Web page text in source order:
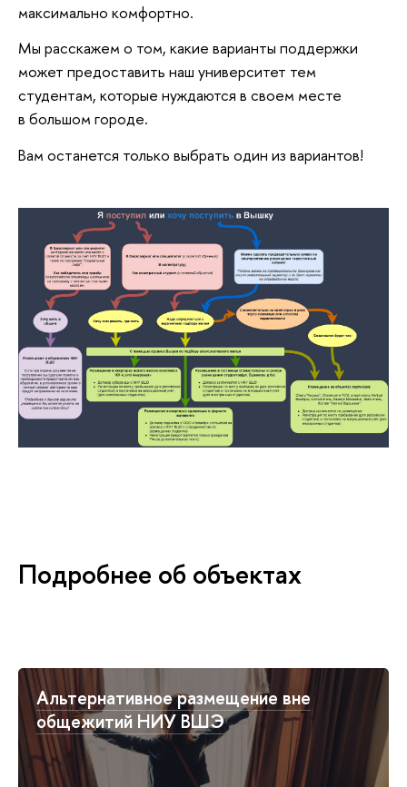
максимально комфортно.
Мы расскажем о том, какие варианты поддержки
может предоставить наш университет тем
студентам, которые нуждаются в своем месте
в большом городе.
Вам останется только выбрать один из вариантов!
Подробнее об объектах
Альтернативное размещение вне
общежитий НИУ ВШЭ